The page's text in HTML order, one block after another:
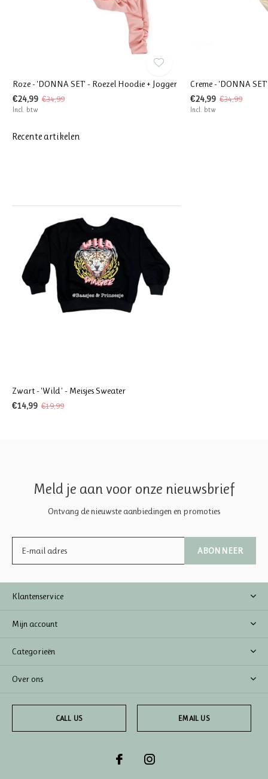
Roze - 'DONNA SET' - Roezel Hoodie + Jogger
€24,99 €34,99
Incl. btw
Creme - 'DONNA
€24,99 €34,99
Incl. btw
Recente artikelen
Zwart - 'Wild ' - Meisjes Sweater
€14,99 €19,99
Meld je aan voor onze nieuwsbrief
Ontvang de nieuwste aanbiedingen en promoties
ABONNEER
Klantenservice
Mijn account
Categorieën
Over ons
CALL US EMAIL US